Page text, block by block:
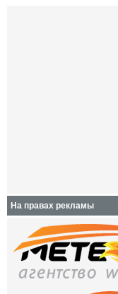
На правах рекламы